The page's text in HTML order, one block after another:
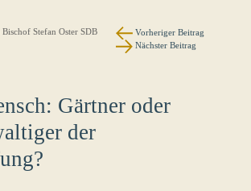
Bischof Stefan Oster SDB
Vorheriger Beitrag
Nächster Beitrag
Gärtner oder
der